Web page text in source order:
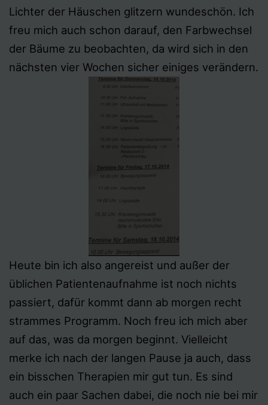
Lichter der Häuschen glitzern wundeschön. Ich
freu mich auch schon darauf, den Farbwechsel
der Bäume zu beobachten, da wird sich in den
nächsten vier Wochen sicher einiges verändern.
Heute bin ich also angereist und außer der
üblichen Patientenaufnahme ist noch nichts
passiert, dafür kommt dann ab morgen recht
strammes Programm. Noch freu ich mich aber
auf das, was da morgen beginnt. Vielleicht
merke ich nach der langen Pause ja auch, dass
ein bisschen Therapien mir gut tun. Es sind
auch ein paar Sachen dabei, die noch nie bei mir